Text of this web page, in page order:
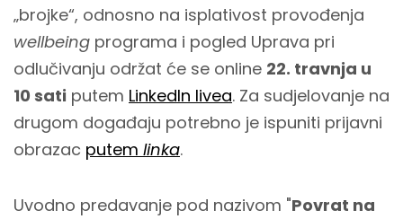
„brojke“, odnosno na isplativost provođenja
wellbeing programa i pogled Uprava pri
odlučivanju održat će se online 22. travnja u
10 sati putem LinkedIn livea. Za sudjelovanje na
drugom događaju potrebno je ispuniti prijavni
obrazac putem linka.
Uvodno predavanje pod nazivom "Povrat na